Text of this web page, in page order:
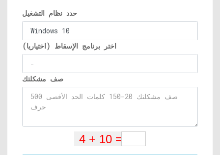
حدد نظام التشغيل
اختر برنامج الإسقاط (اختياريا)
صف مشكلتك